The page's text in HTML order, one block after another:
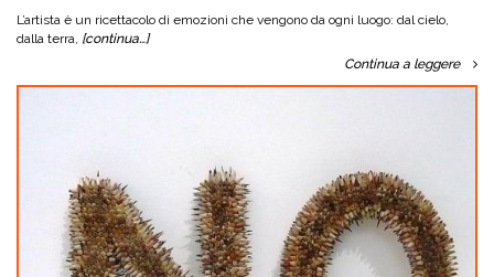
L’artista è un ricettacolo di emozioni che vengono da ogni luogo: dal cielo,
dalla terra, [continua…]
Continua a leggere